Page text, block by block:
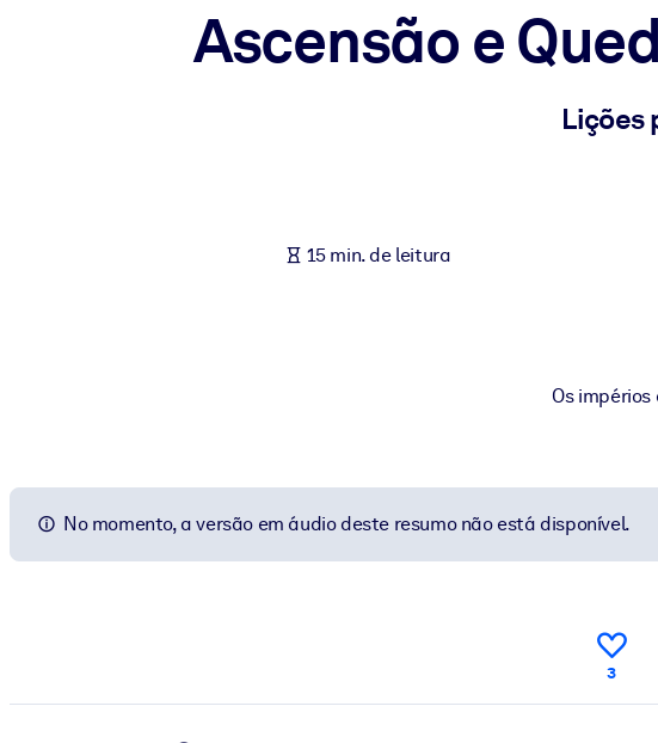
Enriqueça sua biblioteca corporativa com conhecimento de negócios confiável e
Alimente seus sistemas de IA com conhecimento confiável e estruturado para
Ascensão e
Lições
15 min. de leitura
Os
No momento, a versão em áudio deste resumo não está disponível.
3